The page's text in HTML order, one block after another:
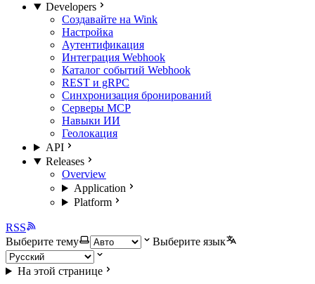
Developers
Создавайте на Wink
Настройка
Аутентификация
Интеграция Webhook
Каталог событий Webhook
REST и gRPC
Синхронизация бронирований
Серверы MCP
Навыки ИИ
Геолокация
API
Releases
Overview
Application
Platform
RSS
Выберите тему
Выберите язык
На этой странице